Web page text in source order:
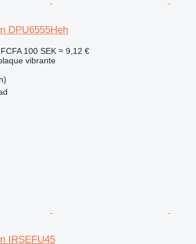
DPU6555Heh
100 SEK ≈ 9,12 €
vibrante
IRSEFU45